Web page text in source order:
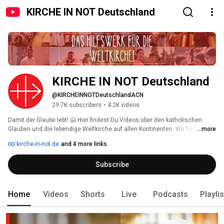
KIRCHE IN NOT Deutschland
KIRCHE IN NOT Deutschland
@KIRCHEINNOTDeutschlandACN
29.7K subscribers • 4.2K videos
Damit der Glaube lebt! 🤗 Hier findest Du Videos über den katholischen
Glauben und die lebendige Weltkirche auf allen Kontinenten. Wir freuen uns
möchtest: Kanal abonnieren!
...more
kirche-in-not.de and 4 more links
Subscribe
Home Videos Shorts Live Podcasts